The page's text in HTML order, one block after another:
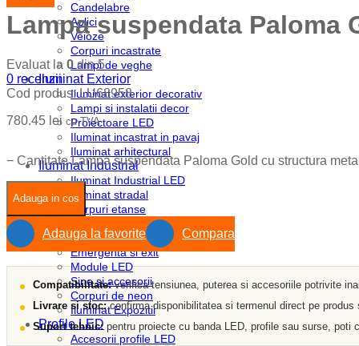
Candelabre
Aplici
Veioze
Corpuri incastrate
Lampi de veghe
Iluminat Exterior
Iluminat exterior decorativ
Lampi si instalatii decor
Proiectoare LED
Iluminat incastrat in pavaj
Iluminat arhitectural
Iluminat Industrial
Iluminat Industrial LED
Iluminat stradal
Corpuri etanse
Corpuri pe sina
Emergenta si exit
Module LED
Sine si accesorii
Corpuri de neon
Iluminat Expozitii
Profile LED
Accesorii profile LED
Lampa suspendata
Evaluat la 0 din 5
0 recenzii
Cod produs: LU68958
780.45 lei cu TVA
− Cantitate Lampa suspendata Paloma Gold cu structura
Adauga in cos
Adauga la favorite Compara
Compatibilitate:verifica tensiunea, puterea si accesoriile potrivite
Livrare si stoc: confirma disponibilitatea si termenul direct pe produs
Suport tehnic: pentru proiecte cu banda LED, profile sau surse, poti